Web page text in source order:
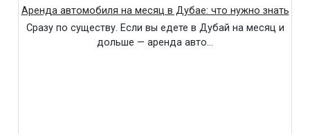
Аренда автомобиля на месяц в Дубае: что нужно знать
Сразу по существу. Если вы едете в Дубай на месяц и
дольше — аренда авто…